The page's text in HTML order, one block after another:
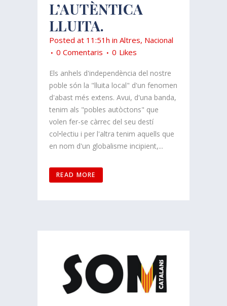
L’AUTÈNTICA
LLUITA.
Posted at 11:51h in Altres, Nacional
0 Comentaris
0 Likes
Els anhels d'independència del nostre
poble són la "lluita local" d'un fenomen
d'abast més extens. Avui, d'una banda,
tenim als "pobles autòctons" que
volen fer-se càrrec del seu destí
col•lectiu i per l'altra tenim aquells que
en nom d'un globalisme incipient,...
READ MORE